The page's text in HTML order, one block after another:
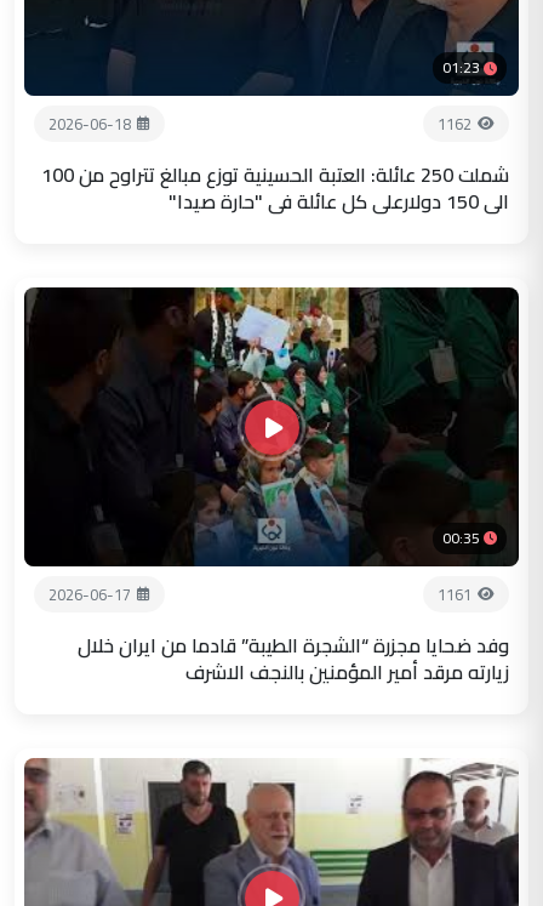
01:23
1162
2026-06-18
شملت 250 عائلة: العتبة الحسينية توزع مبالغ تتراوح من 100
الى 150 دولارعلى كل عائلة في "حارة صيدا"
00:35
1161
2026-06-17
وفد ضحايا مجزرة “الشجرة الطيبة” قادما من ايران خلال
زيارته مرقد أمير المؤمنين بالنجف الاشرف